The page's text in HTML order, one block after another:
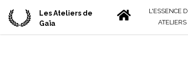
Les Ateliers de
Gaïa
L'ESSENCE
ATELIERS